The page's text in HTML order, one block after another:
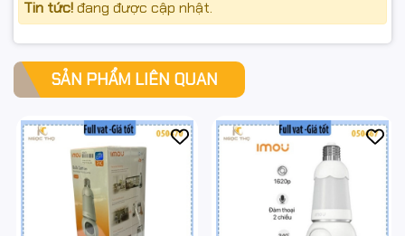
Tin tức!đang được cập nhật.
SẢN PHẨM LIÊN QUAN